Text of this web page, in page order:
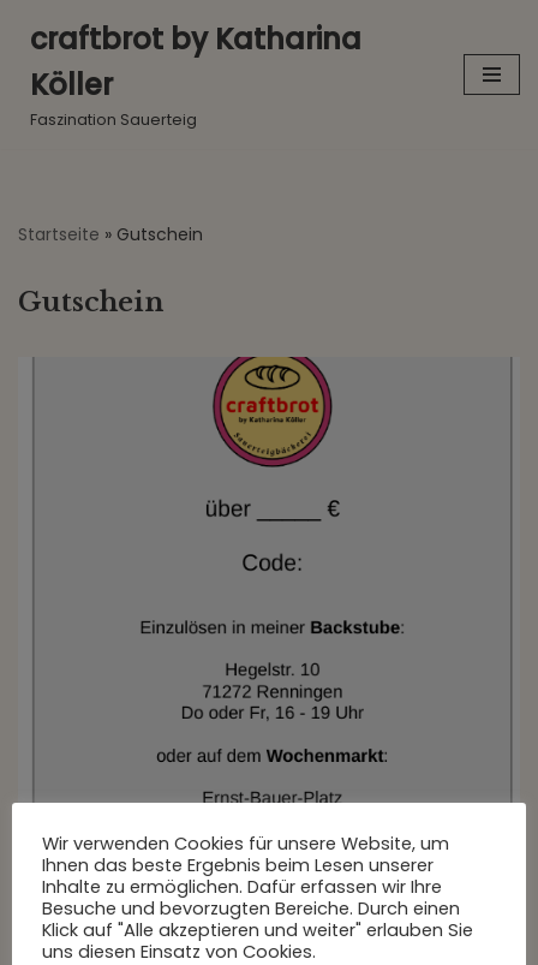
Inhalt
springen
craftbrot by Katharina
Köller
Faszination Sauerteig
Startseite » Gutschein
Gutschein
Wir verwenden Cookies für unsere Website, um
Ihnen das beste Ergebnis beim Lesen unserer
Inhalte zu ermöglichen. Dafür erfassen wir Ihre
Besuche und bevorzugten Bereiche. Durch einen
Klick auf "Alle akzeptieren und weiter" erlauben Sie
uns diesen Einsatz von Cookies.